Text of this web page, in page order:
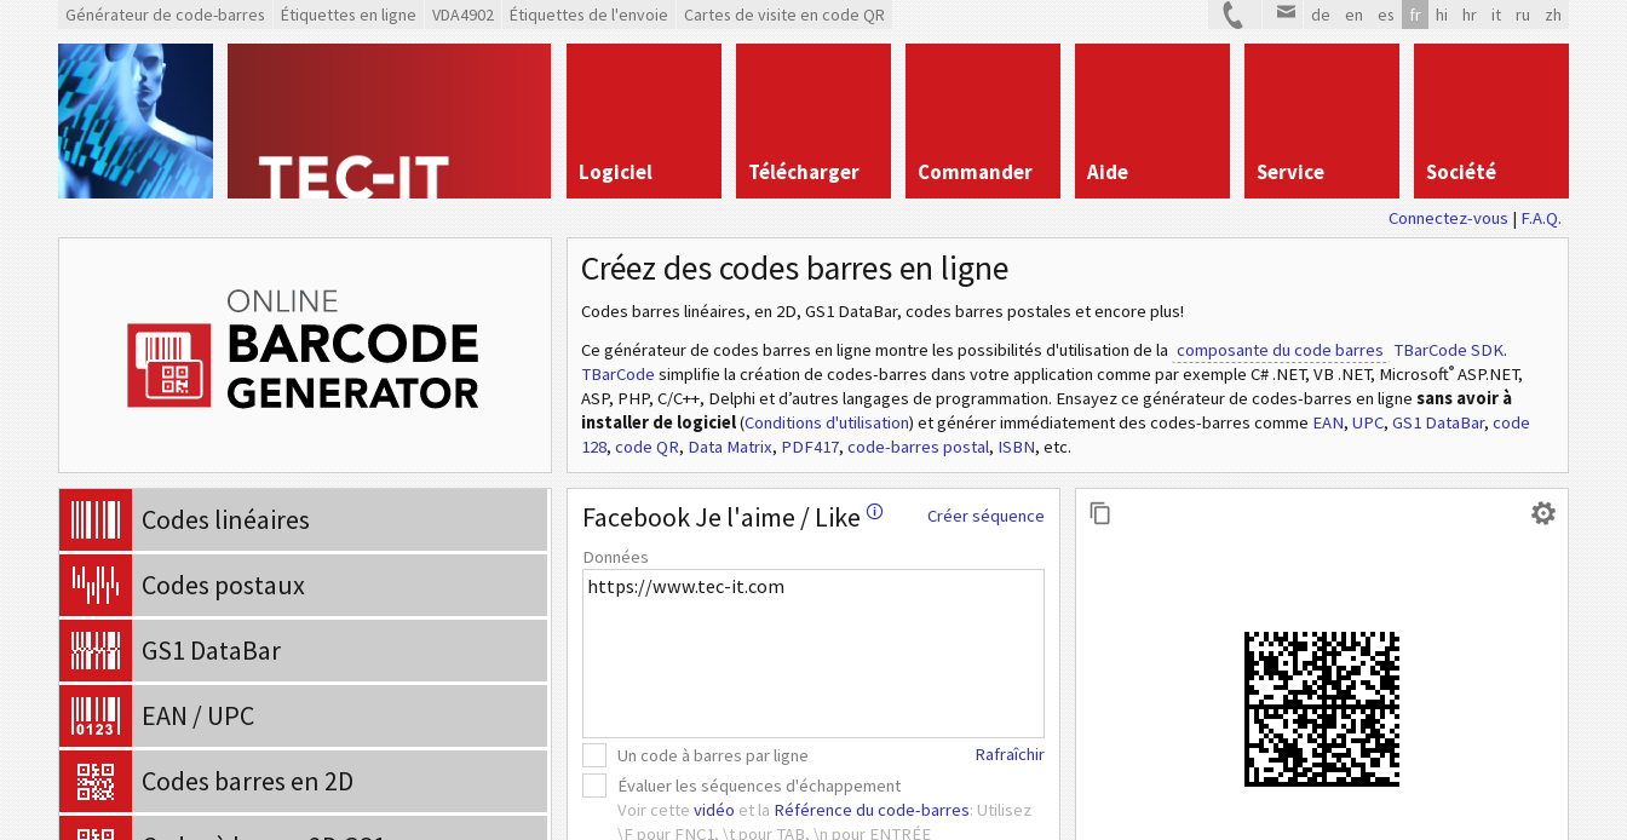
Générateur de code-barres Étiquettes en ligne VDA4902 Étiquettes de l'envoie Cartes de visite en code QR de en es fr hi hr it ru zh
Logiciel Télécharger Commander Aide Service Société
Connectez-vous | F.A.Q.
Créez des codes barres en ligne
Codes barres linéaires, en 2D, GS1 DataBar, codes barres postales et encore plus!
Ce générateur de codes barres en ligne montre les possibilités d'utilisation de la composante du code barres TBarCode SDK.
TBarCode simplifie la création de codes-barres dans votre application comme par exemple C# .NET, VB .NET, Microsoft® ASP.NET,
ASP, PHP, C/C++, Delphi et d’autres langages de programmation. Ensayez ce générateur de codes-barres en ligne sans avoir à
installer de logiciel(Conditions d'utilisation) et générer immédiatement des codes-barres comme EAN, UPC, GS1 DataBar, code
128, code QR, Data Matrix, PDF417, code-barres postal, ISBN, etc.
Codes linéaires
Codes postaux
GS1 DataBar
EAN / UPC
Codes barres en 2D
Créer séquence
Facebook Je l'aime / Like 🛈
Données
Un code à barres par ligne
Évaluer les séquences d'échappement
Voir cette vidéo et la Référence du code-barres: Utilisez
\F pour FNC1, \t pour TAB, \n pour ENTRÉE
Rafraîchir